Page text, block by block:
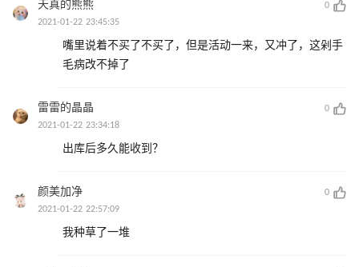
天真的熊熊
0
2021-01-22 23:45:35
嘴里说着不买了不买了，但是活动一来，又冲了，这剁手
毛病改不掉了
雷雷的晶晶
0
2021-01-22 23:34:18
出库后多久能收到？
颜美加净
0
2021-01-22 22:57:09
我种草了一堆